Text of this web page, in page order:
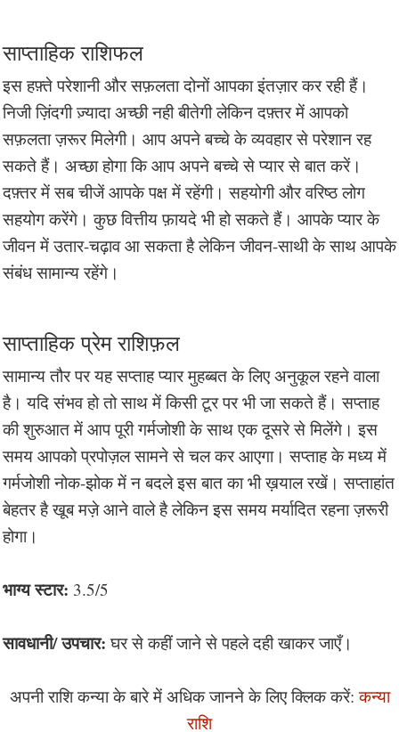
साप्ताहिक राशिफल
इस हफ़्ते परेशानी और सफ़लता दोनों आपका इंतज़ार कर रही हैं।
निजी ज़िंदगी ज़्यादा अच्छी नही बीतेगी लेकिन दफ़्तर में आपको
सफ़लता ज़रूर मिलेगी। आप अपने बच्चे के व्यवहार से परेशान रह
सकते हैं। अच्छा होगा कि आप अपने बच्चे से प्यार से बात करें।
दफ़्तर में सब चीजें आपके पक्ष में रहेंगी। सहयोगी और वरिष्ठ लोग
सहयोग करेंगे। कुछ वित्तीय फ़ायदे भी हो सकते हैं। आपके प्यार के
जीवन में उतार-चढ़ाव आ सकता है लेकिन जीवन-साथी के साथ आपके
संबंध सामान्य रहेंगे।
साप्ताहिक प्रेम राशिफ़ल
सामान्य तौर पर यह सप्ताह प्यार मुहब्बत के लिए अनुकूल रहने वाला
है। यदि संभव हो तो साथ में किसी टूर पर भी जा सकते हैं। सप्ताह
की शुरुआत में आप पूरी गर्मजोशी के साथ एक दूसरे से मिलेंगे। इस
समय आपको प्रपोज़ल सामने से चल कर आएगा। सप्ताह के मध्य में
गर्मजोशी नोक-झोक में न बदले इस बात का भी ख़याल रखें। सप्ताहांत
बेहतर है खूब मज़े आने वाले है लेकिन इस समय मर्यादित रहना ज़रूरी
होगा।
भाग्य स्टार: 3.5/5
सावधानी/ उपचार: घर से कहीं जाने से पहले दही खाकर जाएँ।
अपनी राशि कन्या के बारे में अधिक जानने के लिए क्लिक करें: कन्या
राशि